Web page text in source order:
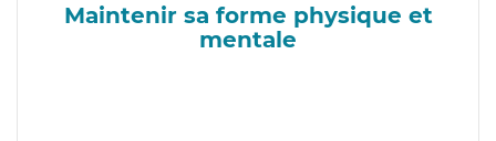
Maintenir sa forme physique et
mentale